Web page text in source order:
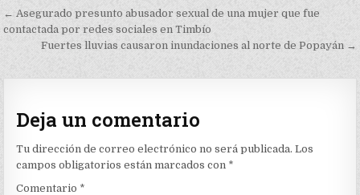
Navegación
de
← Asegurado presunto abusador sexual de una mujer que fue
contactada por redes sociales en Timbío
Fuertes lluvias causaron inundaciones al norte de Popayán →
Deja un comentario
Tu dirección de correo electrónico no será publicada. Los
campos obligatorios están marcados con *
Comentario *